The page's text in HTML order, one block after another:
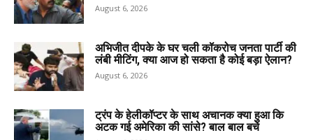
August 6, 2026
अभिजीत दीपके के घर चली कॉकरोच जनता पार्टी की
लंबी मीटिंग, क्या आज हो सकता है कोई बड़ा ऐलान?
August 6, 2026
ट्रंप के हेलीकॉप्टर के साथ अचानक क्या हुआ कि
अटक गई अमेरिका की सांसे? बाल बाल बचे